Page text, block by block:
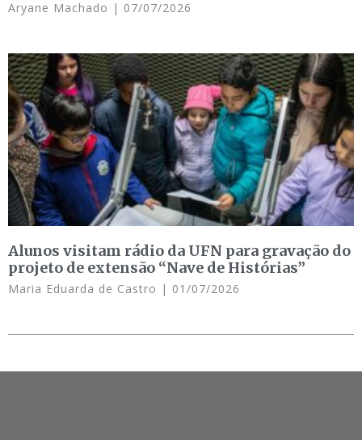
Aryane Machado 07/07/2026
Alunos visitam rádio da UFN para gravação do
projeto de extensão “Nave de Histórias”
Maria Eduarda de Castro 01/07/2026